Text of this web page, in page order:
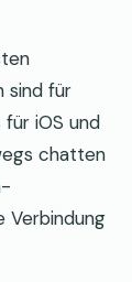
sind für
iOS und
chatten
Verbindung